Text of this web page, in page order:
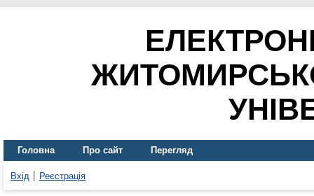
Головна Про сайт Перегляд
Вхід Реєстрація